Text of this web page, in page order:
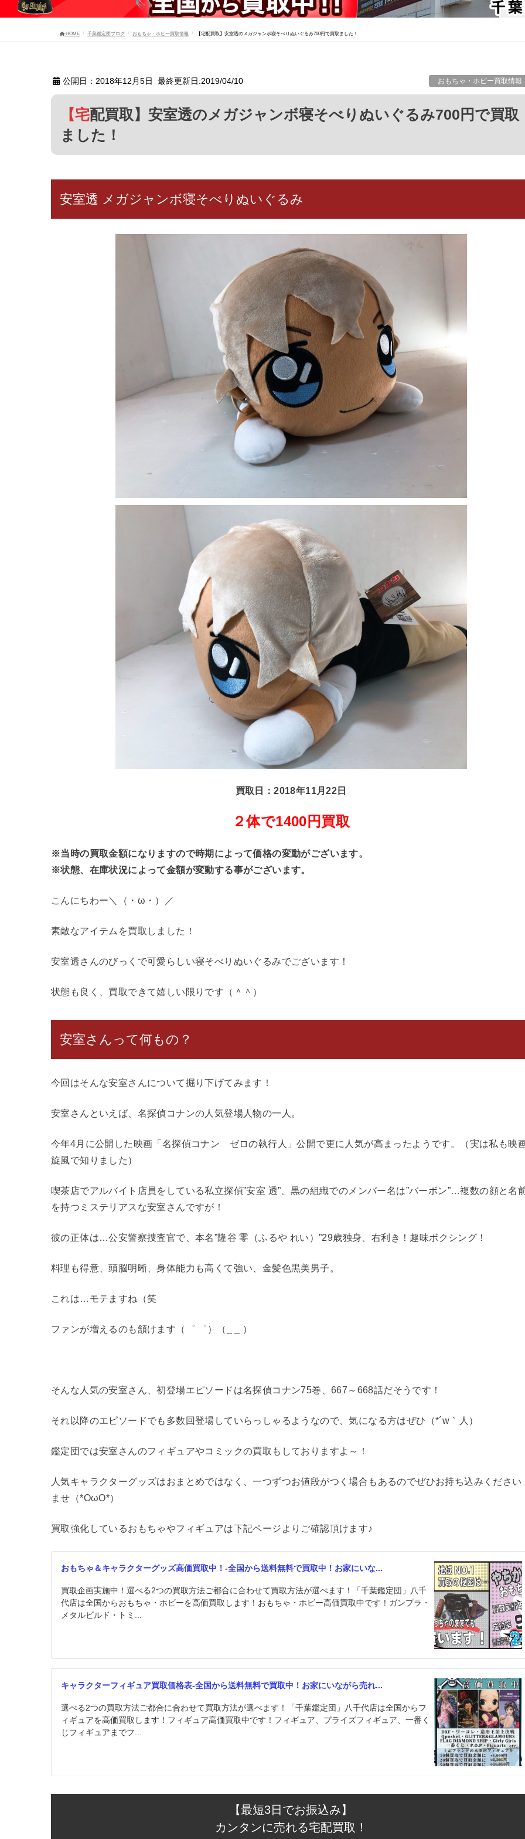
HOME 千葉鑑定団ブログ おもちゃ・ホビー買取情報 【宅配買取】安室透のメガジャンボ寝そべりぬいぐるみ700円で買取ました！
公開日：2018年12月5日 最終更新日:2019/04/10 おもちゃ・ホビー買取情報
【宅配買取】安室透のメガジャンボ寝そべりぬいぐるみ700円で買取
ました！
安室透 メガジャンボ寝そべりぬいぐるみ
買取日：2018年11月22日
２体で1400円買取
※当時の買取金額になりますので時期によって価格の変動がございます。
※状態、在庫状況によって金額が変動する事がございます。
こんにちわー＼（・ω・）／
素敵なアイテムを買取しました！
安室透さんのびっくで可愛らしい寝そべりぬいぐるみでございます！
状態も良く、買取できて嬉しい限りです（＾＾）
安室さんって何もの？
今回はそんな安室さんについて掘り下げてみます！
安室さんといえば、名探偵コナンの人気登場人物の一人。
今年4月に公開した映画「名探偵コナン ゼロの執行人」公開で更に人気が高まったようです。（実は私も映
旋風で知りました）
喫茶店でアルバイト店員をしている私立探偵”安室 透”、黒の組織でのメンバー名は”バーボン”…複数の顔と名
を持つミステリアスな安室さんですが！
彼の正体は…公安警察捜査官で、本名”隆谷 零（ふるや れい）”29歳独身、右利き！趣味ボクシング！
料理も得意、頭脳明晰、身体能力も高くて強い、金髪色黒美男子。
これは…モテますね（笑
ファンが増えるのも頷けます（゜ ゜）（_ _ ）
そんな人気の安室さん、初登場エピソードは名探偵コナン75巻、667～668話だそうです！
それ以降のエピソードでも多数回登場していらっしゃるようなので、気になる方はぜひ（*´w｀人）
鑑定団では安室さんのフィギュアやコミックの買取もしておりますよ～！
人気キャラクターグッズはおまとめではなく、一つずつお値段がつく場合もあるのでぜひお持ち込みください
ませ（*ΟωΟ*）
買取強化しているおもちゃやフィギュアは下記ページよりご確認頂けます♪
おもちゃ＆キャラクターグッズ高価買取中！-全国から送料無料で買取中！お家にいな...
買取企画実施中！選べる2つの買取方法ご都合に合わせて買取方法が選べます！「千葉鑑定団」八千
代店は全国からおもちゃ・ホビーを高価買取します！おもちゃ・ホビー高価買取中です！ガンプラ・
メタルビルド・トミ...
キャラクターフィギュア買取価格表-全国から送料無料で買取中！お家にいながら売れ...
選べる2つの買取方法ご都合に合わせて買取方法が選べます！「千葉鑑定団」八千代店は全国からフ
ィギュアを高価買取します！フィギュア高価買取中です！フィギュア、プライズフィギュア、一番く
じフィギュアまでフ...
【最短3日でお振込み】
カンタンに売れる宅配買取！